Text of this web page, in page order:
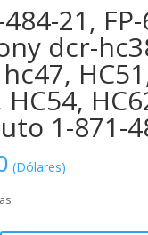
21,
dcr-
HC54,
1-871-
(Dólares)